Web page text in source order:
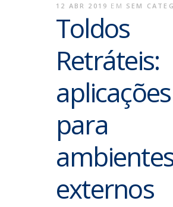
12 ABR 2019 EM SEM
Toldos
Retráteis:
aplicações
para
externos